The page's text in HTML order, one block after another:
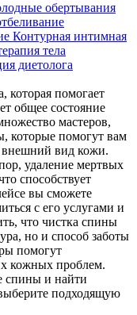
обертывания
Контурная интимная
тела
диетолога
которая помогает
общее состояние
мастеров,
которые помогут вам
внешний вид кожи.
удаление мертвых
способствует
вы сможете
с его услугами и
что чистка спины
но и способ заботы
помогут
кожных проблем.
спины и найти
подходящую